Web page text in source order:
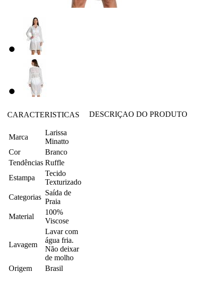
CARACTERISTICAS
Marca
Larissa
Minatto
Cor
Branco
Tendências Ruffle
Estampa
Tecido
Texturizado
Categorias
Saída de
Praia
Material
100%
Viscose
Lavagem
Lavar com
água fria.
Não deixar
de molho
Origem
Brasil
DESCRIÇAO DO PRODUTO